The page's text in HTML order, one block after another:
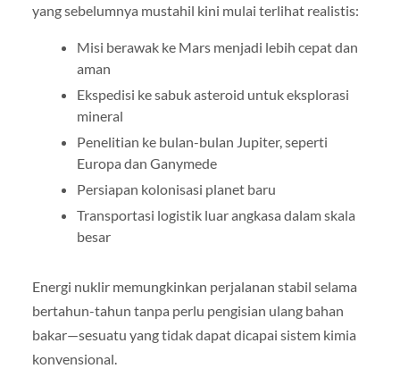
yang sebelumnya mustahil kini mulai terlihat realistis:
Misi berawak ke Mars menjadi lebih cepat dan
aman
Ekspedisi ke sabuk asteroid untuk eksplorasi
mineral
Penelitian ke bulan-bulan Jupiter, seperti
Europa dan Ganymede
Persiapan kolonisasi planet baru
Transportasi logistik luar angkasa dalam skala
besar
Energi nuklir memungkinkan perjalanan stabil selama
bertahun-tahun tanpa perlu pengisian ulang bahan
bakar—sesuatu yang tidak dapat dicapai sistem kimia
konvensional.